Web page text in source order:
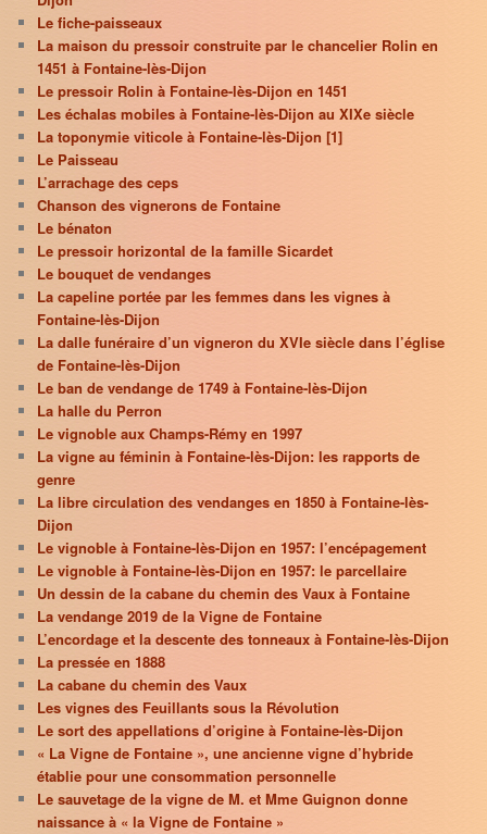
Le fiche-paisseaux
La maison du pressoir construite par le chancelier Rolin en
1451 à Fontaine-lès-Dijon
Le pressoir Rolin à Fontaine-lès-Dijon en 1451
Les échalas mobiles à Fontaine-lès-Dijon au XIXe siècle
La toponymie viticole à Fontaine-lès-Dijon [1]
Le Paisseau
L’arrachage des ceps
Chanson des vignerons de Fontaine
Le bénaton
Le pressoir horizontal de la famille Sicardet
Le bouquet de vendanges
La capeline portée par les femmes dans les vignes à
Fontaine-lès-Dijon
La dalle funéraire d’un vigneron du XVIe siècle dans l’église
de Fontaine-lès-Dijon
Le ban de vendange de 1749 à Fontaine-lès-Dijon
La halle du Perron
Le vignoble aux Champs-Rémy en 1997
La vigne au féminin à Fontaine-lès-Dijon: les rapports de
genre
La libre circulation des vendanges en 1850 à Fontaine-lès-
Dijon
Le vignoble à Fontaine-lès-Dijon en 1957: l’encépagement
Le vignoble à Fontaine-lès-Dijon en 1957: le parcellaire
Un dessin de la cabane du chemin des Vaux à Fontaine
La vendange 2019 de la Vigne de Fontaine
L’encordage et la descente des tonneaux à Fontaine-lès-Dijon
La pressée en 1888
La cabane du chemin des Vaux
Les vignes des Feuillants sous la Révolution
Le sort des appellations d’origine à Fontaine-lès-Dijon
« La Vigne de Fontaine », une ancienne vigne d’hybride
établie pour une consommation personnelle
Le sauvetage de la vigne de M. et Mme Guignon donne
naissance à « la Vigne de Fontaine »